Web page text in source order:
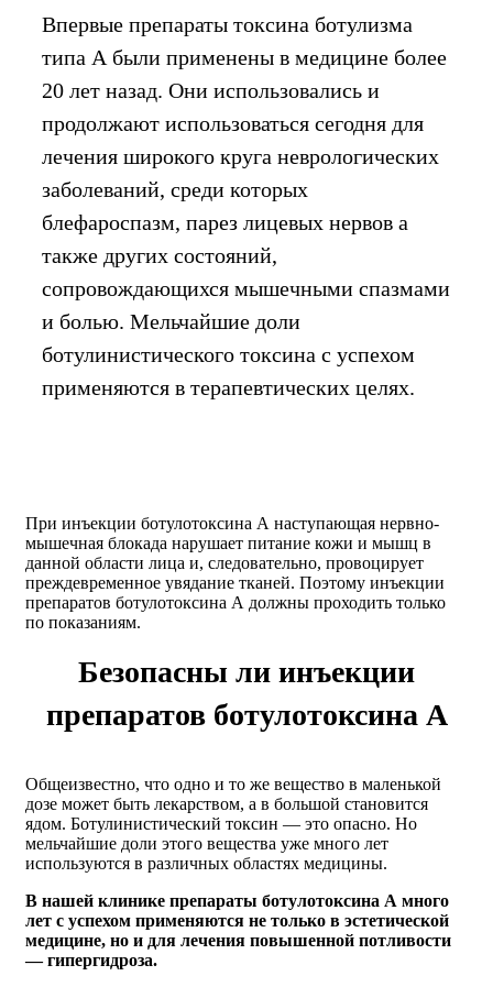
Впервые препараты токсина ботулизма
типа А были применены в медицине более
20 лет назад. Они использовались и
продолжают использоваться сегодня для
лечения широкого круга неврологических
заболеваний, среди которых
блефароспазм, парез лицевых нервов а
также других состояний,
сопровождающихся мышечными спазмами
и болью. Мельчайшие доли
ботулинистического токсина с успехом
применяются в терапевтических целях.
При инъекции ботулотоксина А наступающая нервно-
мышечная блокада нарушает питание кожи и мышц в
данной области лица и, следовательно, провоцирует
преждевременное увядание тканей. Поэтому инъекции
препаратов ботулотоксина А должны проходить только
по показаниям.
Безопасны ли инъекции
препаратов ботулотоксина А
Общеизвестно, что одно и то же вещество в маленькой
дозе может быть лекарством, а в большой становится
ядом. Ботулинистический токсин — это опасно. Но
мельчайшие доли этого вещества уже много лет
используются в различных областях медицины.
В нашей клинике препараты ботулотоксина А много
лет с успехом применяются не только в эстетической
медицине, но и для лечения повышенной потливости
— гипергидроза.